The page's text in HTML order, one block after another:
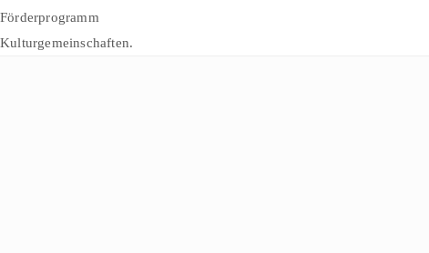
Förderprogramm
Kulturgemeinschaften.